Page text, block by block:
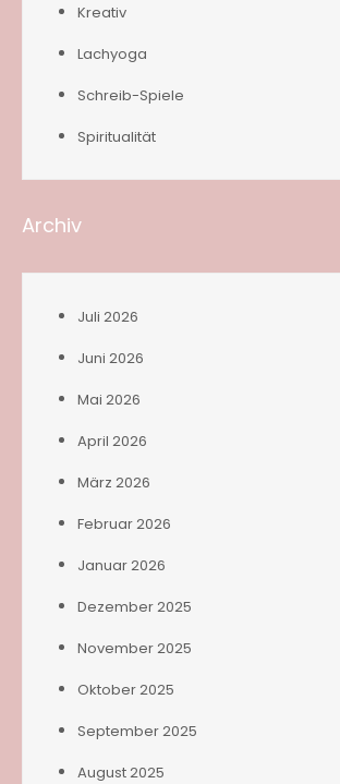
Kreativ
Lachyoga
Schreib-Spiele
Spiritualität
Archiv
Juli 2026
Juni 2026
Mai 2026
April 2026
März 2026
Februar 2026
Januar 2026
Dezember 2025
November 2025
Oktober 2025
September 2025
August 2025